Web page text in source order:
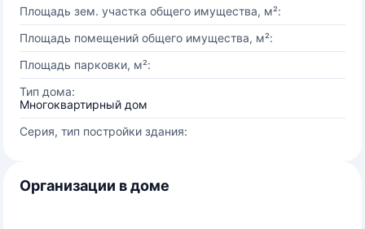
Площадь зем. участка общего имущества, м²:
Площадь помещений общего имущества, м²:
Площадь парковки, м²:
Тип дома:
Многоквартирный дом
Серия, тип постройки здания:
Организации в доме